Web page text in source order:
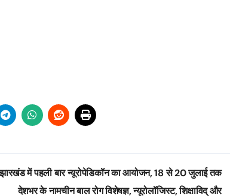
झारखंड में पहली बार न्यूरोपेडिकॉन का आयोजन, 18 से 20 जुलाई तक
देशभर के नामचीन बाल रोग विशेषज्ञ, न्यूरोलॉजिस्ट, शिक्षाविद् और